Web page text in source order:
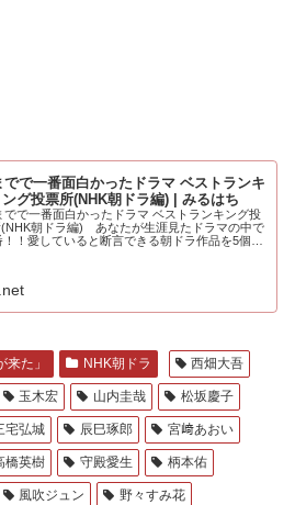
でで一番面白かったドラマ ベストランキ
ング投票所(NHK朝ドラ編) | みるはち
でで一番面白かったドラマ ベストランキング投
(NHK朝ドラ編) あなたが生涯見たドラマの中で
！！愛していると断言できる朝ドラ作品を5個選
た」 NHK朝ドラ 西畑大吾
玉木宏 山内圭哉 松坂慶子
宅弘城 辰巳琢郎 宮﨑あおい
橋英樹 守殿愛生 柄本佑
風吹ジュン 野々すみ花